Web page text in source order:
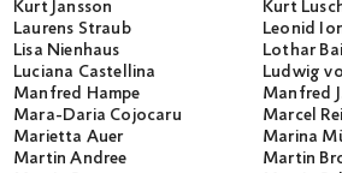
Kurt Jansson
Kurt
Laurens Straub
Leonid
Lisa Nienhaus
Lothar
Luciana Castellina
Ludwig
Manfred Hampe
Manfred
Mara-Daria Cojocaru
Marcel
Marietta Auer
Marina
Martin Andree
Martin